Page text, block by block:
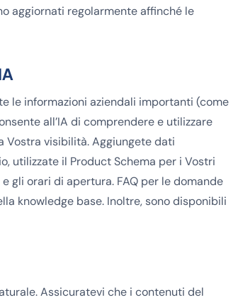
aggiornati regolarmente affinché le
le informazioni aziendali importanti (come
all’IA di comprendere e utilizzare
visibilità. Aggiungete dati
utilizzate il Product Schema per i Vostri
gli orari di apertura. FAQ per le domande
knowledge base. Inoltre, sono disponibili
Assicuratevi che i contenuti del